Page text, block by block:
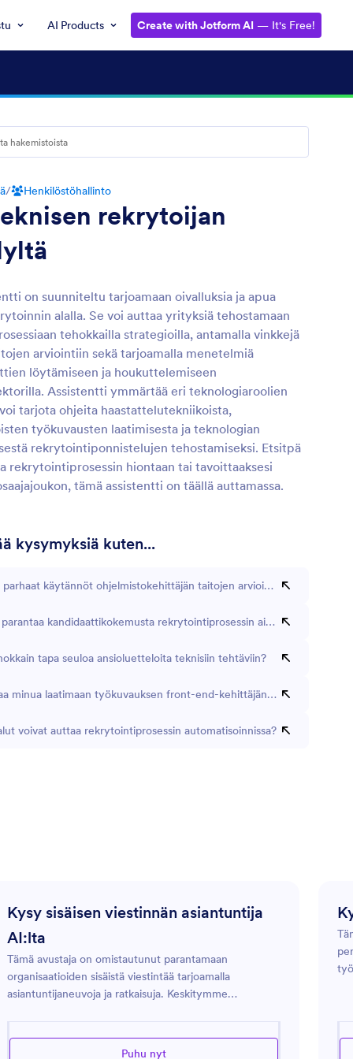
AI Products Create with Jotform AI — It's Free!
/ Henkilöstöhallinto
rekrytoijan
on suunniteltu tarjoamaan oivalluksia ja apua
alalla. Se voi auttaa yrityksiä tehostamaan
tehokkailla strategioilla, antamalla vinkkejä
arviointiin sekä tarjoamalla menetelmiä
löytämiseen ja houkuttelemiseen
Assistentti ymmärtää eri teknologiaroolien
tarjota ohjeita haastattelutekniikoista,
työkuvausten laatimisesta ja teknologian
rekrytointiponnistelujen tehostamiseksi. Etsitpä
rekrytointiprosessin hiontaan tai tavoittaaksesi
tämä assistentti on täällä auttamassa.
kysymyksiä kuten...
käytännöt ohjelmistokehittäjän taitojen arvioimiseksi?
kandidaattikokemusta rekrytointiprosessin aikana?
tapa seuloa ansioluetteloita teknisiin tehtäviin?
minua laatimaan työkuvauksen front-end-kehittäjän rooliin?
voivat auttaa rekrytointiprosessin automatisoinnissa?
Kysy sisäisen viestinnän asiantuntija
AI:lta
Tämä avustaja on omistautunut parantamaan
organisaatioiden sisäistä viestintää tarjoamalla
asiantuntijaneuvoja ja ratkaisuja. Keskitymme
varmistamiseksi ja paremman yhteistyön edistämiseksi
Puhu nyt